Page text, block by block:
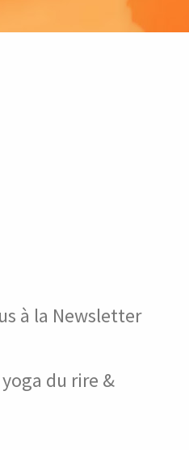
à la Newsletter
du rire &